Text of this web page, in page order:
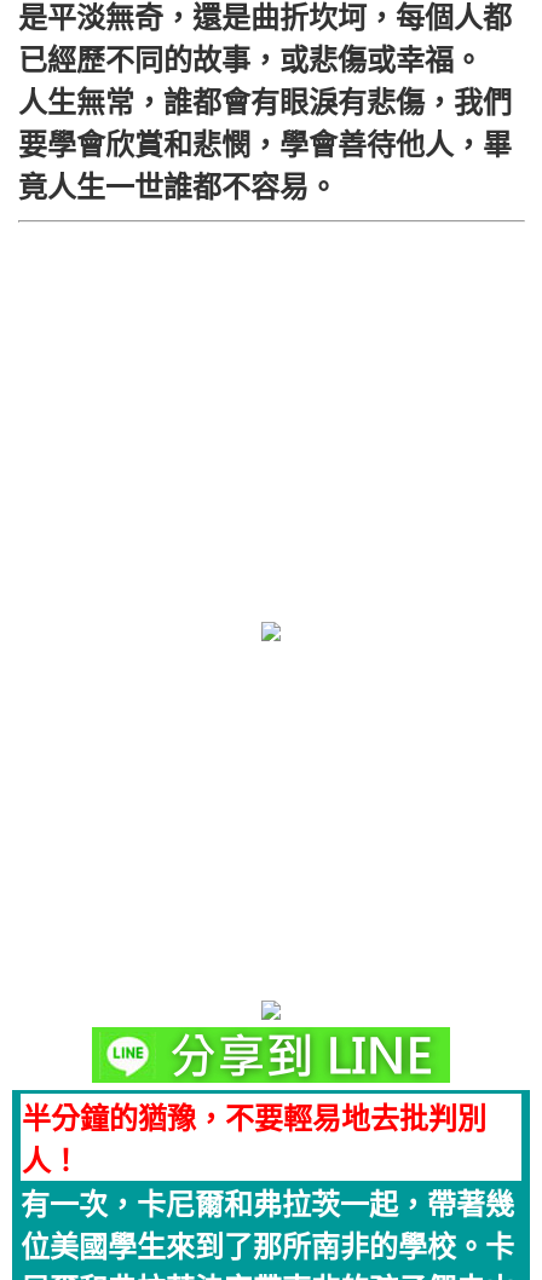
是平淡無奇，還是曲折坎坷，每個人都
已經歷不同的故事，或悲傷或幸福。
人生無常，誰都會有眼淚有悲傷，我們
要學會欣賞和悲憫，學會善待他人，畢
竟人生一世誰都不容易。
半分鐘的猶豫，不要輕易地去批判別
人！
有一次，卡尼爾和弗拉茨一起，帶著幾
位美國學生來到了那所南非的學校。卡